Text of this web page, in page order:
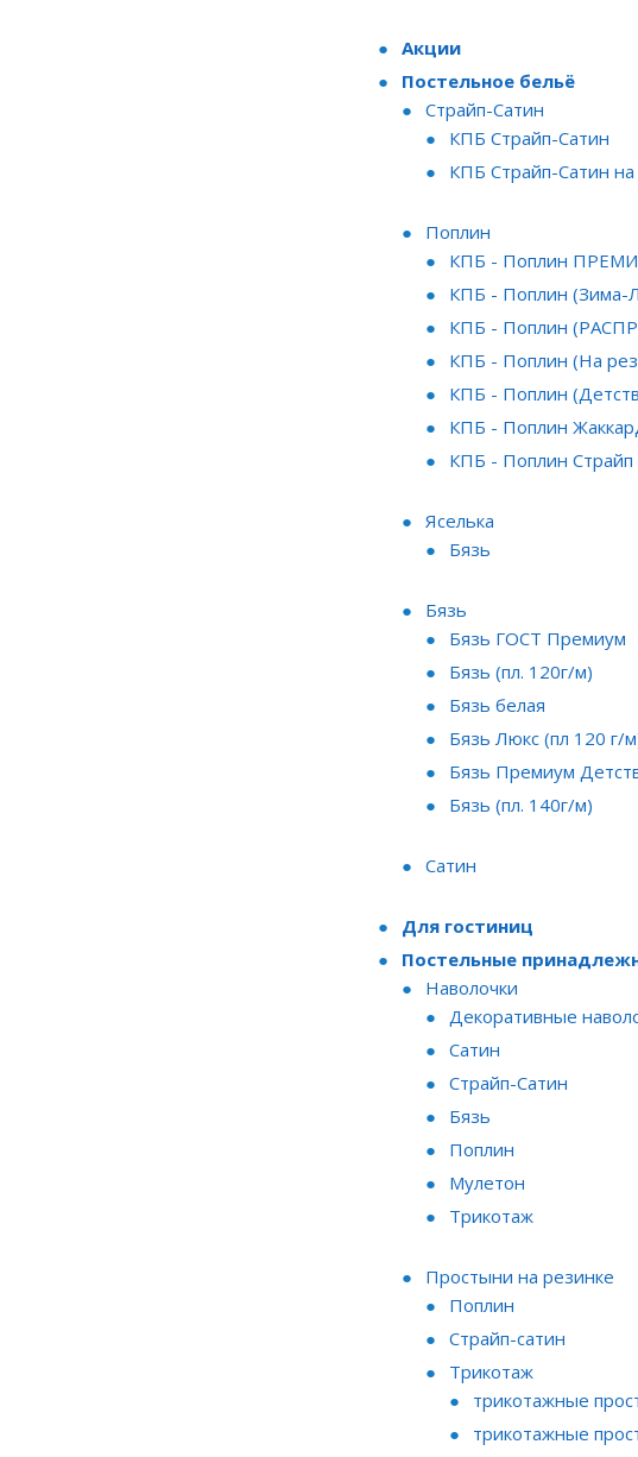
Акции
Постельное бельё
Страйп-Сатин
КПБ Страйп-Сатин
КПБ Страйп-Сатин на
Поплин
КПБ - Поплин
КПБ - Поплин (Зима-
КПБ - Поплин
КПБ - Поплин (На
КПБ - Поплин
КПБ - Поплин
КПБ - Поплин Страйп
Яселька
Бязь
Бязь
Бязь ГОСТ Премиум
Бязь (пл. 120г/м)
Бязь белая
Бязь Люкс (пл 120 г/
Бязь Премиум
Бязь (пл. 140г/м)
Сатин
Для гостиниц
Постельные
Наволочки
Декоративные
Сатин
Страйп-Сатин
Бязь
Поплин
Мулетон
Трикотаж
Простыни на резинке
Поплин
Страйп-сатин
Трикотаж
трикотажные
трикотажные